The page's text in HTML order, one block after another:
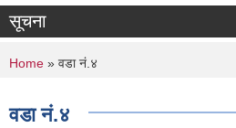
सूचना
You are here
Home » वडा नं.४
वडा नं.४